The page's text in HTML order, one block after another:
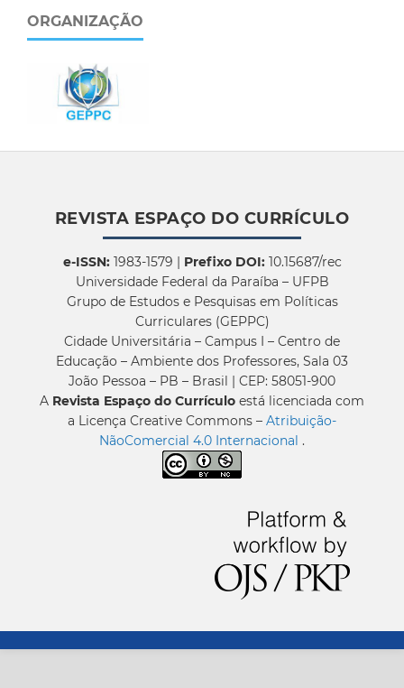
ORGANIZAÇÃO
REVISTA ESPAÇO DO CURRÍCULO
e-ISSN:1983-1579 | Prefixo DOI:10.15687/rec
Universidade Federal da Paraíba – UFPB
Grupo de Estudos e Pesquisas em Políticas
Curriculares (GEPPC)
Cidade Universitária – Campus I – Centro de
Educação – Ambiente dos Professores, Sala 03
João Pessoa – PB – Brasil | CEP: 58051-900
A Revista Espaço do Currículo está licenciada com
a Licença Creative Commons – Atribuição-
NãoComercial 4.0 Internacional .